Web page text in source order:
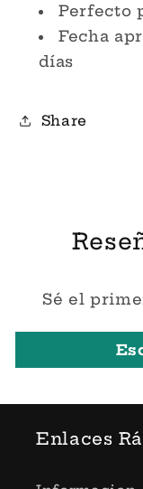
Perfecto
Fecha
días
Share
Sé el
Enlaces